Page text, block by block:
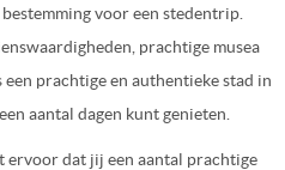
voor een stedentrip.
prachtige musea
een prachtige en authentieke stad in
aantal dagen kunt genieten.
ervoor dat jij een aantal prachtige